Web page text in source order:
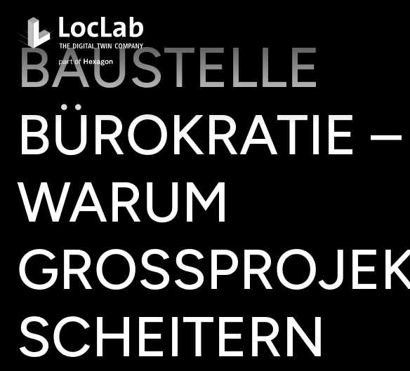
BAUSTELLE
BÜROKRATIE –
WARUM
CHEITERN